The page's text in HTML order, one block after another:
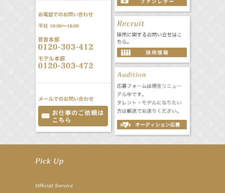
【笛木優子】8月13日（木）ドラマ『大空港〜GATE24〜』ゲスト出演決定！
【elfin’】7thシングル『全世界』がFMたいはくでO.A.決定♪